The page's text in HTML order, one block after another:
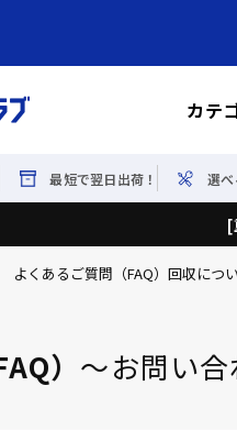
カテ
最短で翌日出荷！ 選
[
よくあるご質問（FAQ）回収につ
） ～お問い